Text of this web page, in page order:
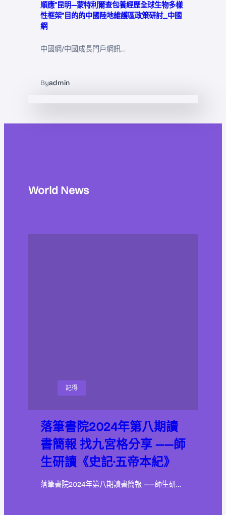
順應“昆明—蒙特利爾查包養經歷全球生物多樣
性框架”目的的中國陸地維護區政策研討_中國
網
中國網/中國成長門戶網訊…
Byadmin
World News
記得
落筆書院2024年第八期讀
書簡報 找九宮格分享 ——師
生研讀《史記·五帝本紀》
落筆書院2024年第八期讀書簡報 ——師生研…